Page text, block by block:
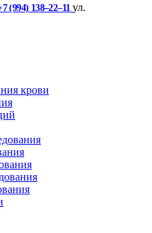
(994) 138‒22‒11 ул. ​
крови